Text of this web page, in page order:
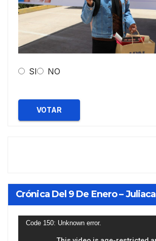
SI NO
VOTAR
Crónica Del 9 De Enero – Juliaca
Reproductor
Code 150: Unknown error.